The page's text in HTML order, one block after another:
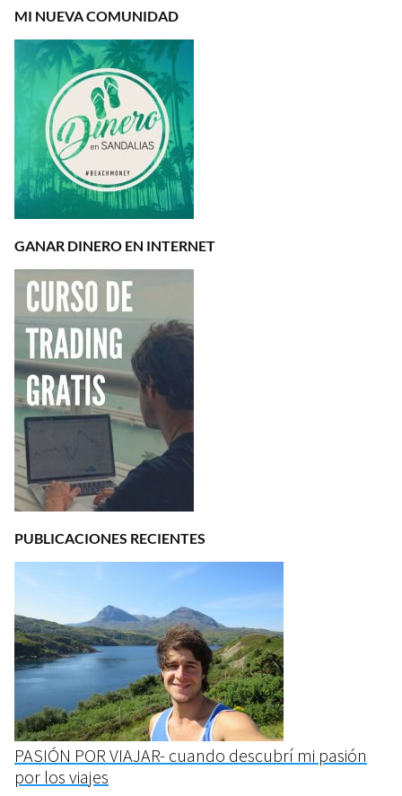
MI NUEVA COMUNIDAD
GANAR DINERO EN INTERNET
PUBLICACIONES RECIENTES
PASIÓN POR VIAJAR- cuando descubrí mi pasión
por los viajes